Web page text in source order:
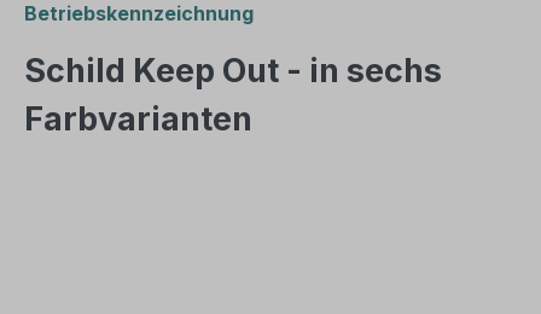
Betriebskennzeichnung
Schild Keep Out - in sechs
Farbvarianten